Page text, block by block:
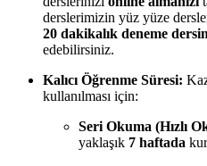
derslerimizin yüz yüze
20 dakikalık deneme
edebilirsiniz.
Kalıcı Öğrenme Süresi:
kullanılması için:
Seri Okuma (Hızlı
yaklaşık 7 haftada